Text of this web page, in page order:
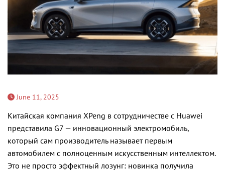
June 11, 2025
Китайская компания XPeng в сотрудничестве с Huawei
представила G7 — инновационный электромобиль,
который сам производитель называет первым
автомобилем с полноценным искусственным интеллектом.
Это не просто эффектный лозунг: новинка получила